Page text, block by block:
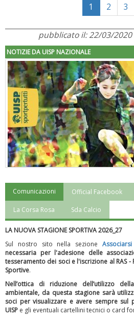
1 2 3
pubblicato il: 22/03/
NOTIZIE DA UISP NAZIONALE
"Superare gli ostacoli": la relazione di
Comunicazioni Official Facebook
La Corsa Rosa Sda Calcio
LA NUOVA STAGIONE SPORTIVA 2026_27
Sul nostro sito nella sezione Associarsi
necessaria per l'adesione delle
tesseramento dei soci e l'iscrizione al RAS
Sportive.
Nell’ottica di riduzione dell’utilizzo
ambientale, da questa stagione sarà
soci per visualizzare e avere sempre sul
UISP e gli eventuali cartellini tecnici o card